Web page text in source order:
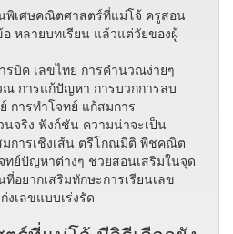
พิเศษคณิตศาสตร์ที่แม่โจ้ ครูสอน
หลายบทเรียน แล้วแต่วัยของผู้
รบิค เลขไทย การคำนวณง่ายๆ
การแก้ปัญหา การบวกการลบ
การทำโจทย์ แก้สมการ
จริง ฟังก์ชัน ความน่าจะเป็น
การเชิงเส้น ตรีโกณมิติ พีชคณิต
ทย์ปัญหาต่างๆ ช่วยสอนเสริมในจุด
อยากเสริมทักษะการเรียนเลข
งเลขแบบเร่งรัด